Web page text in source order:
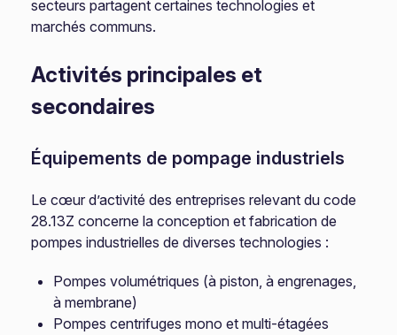
secteurs partagent certaines technologies et
marchés communs.
Activités principales et
secondaires
Équipements de pompage industriels
Le cœur d’activité des entreprises relevant du code
28.13Z concerne la conception et fabrication de
pompes industrielles de diverses technologies :
Pompes volumétriques (à piston, à engrenages,
à membrane)
Pompes centrifuges mono et multi-étagées